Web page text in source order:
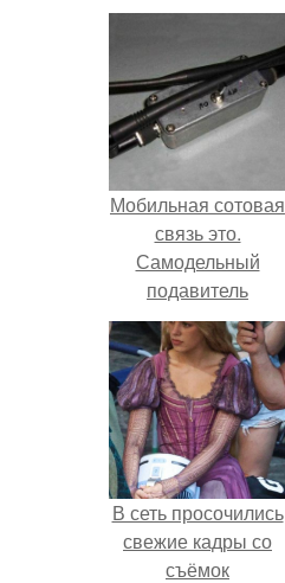
Мобильная сотовая
связь это.
Самодельный
подавитель
мобильной свзяи.
В сеть просочились
свежие кадры со
съёмок